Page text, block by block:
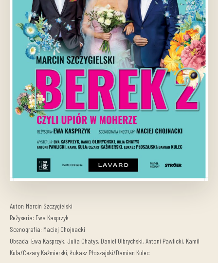
Autor: Marcin Szczygielski
Reżyseria: Ewa Kasprzyk
Scenografia: Maciej Chojnacki
Obsada: Ewa Kasprzyk, Julia Chatys, Daniel Olbrychski, Antoni Pawlicki, Kamil
Kula/Cezary Kaźmierski, Łukasz Płoszajski/Damian Kulec